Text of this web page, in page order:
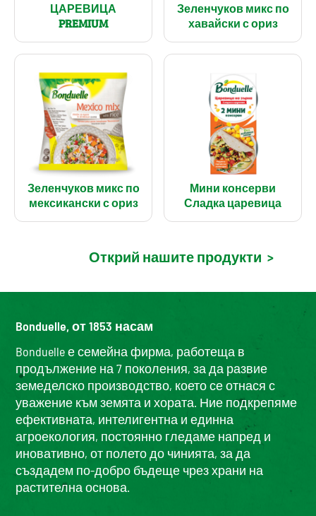
ЦАРЕВИЦА
PREMIUM
Зеленчуков микс по
хавайски с ориз
Зеленчуков микс по
мексикански с ориз
Мини консерви
Сладка царевица
Открий нашите продукти >
Bonduelle, от 1853 насам
Bonduelle е семейна фирма, работеща в
продължение на 7 поколения, за да развие
земеделско производство, което се отнася с
уважение към земята и хората. Ние подкрепяме
ефективната, интелигентна и единна
агроекология, постоянно гледаме напред и
иновативно, от полето до чинията, за да
създадем по-добро бъдеще чрез храни на
растителна основа.